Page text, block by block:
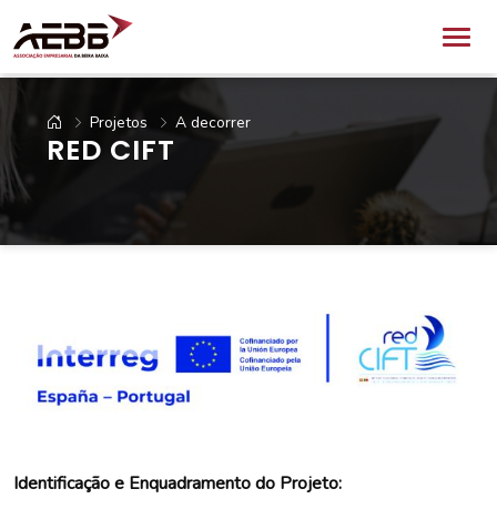
Projetos A decorrer
RED CIFT
Identificação e Enquadramento do Projeto: